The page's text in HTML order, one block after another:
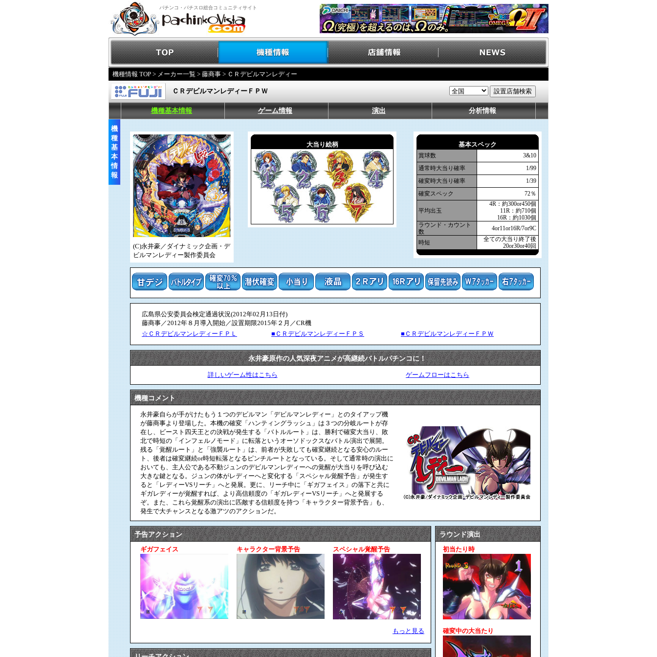
パチンコ・パチスロ総合コミュニティサイト
機種情報 TOP > メーカー一覧 > 藤商事 > ＣＲデビルマンレディー
ＣＲデビルマンレディーＦＰＷ
機種基本情報 ゲーム情報 演出 分析情報
機
種
基
本
情
報
(C)永井豪／ダイナミック企画・デ
ビルマンレディー製作委員会
大当り絵柄 基本スペック
賞球数
3&10
通常時大当り確率
1/99
確変時大当り確率
1/39
確変スペック
72％
平均出玉
4R：約300or450個
11R：約710個
16R：約1030個
ラウンド・カウント
数
4or11or16R/7or9C
時短
全ての大当り終了後
20or30or40回
広島県公安委員会検定通過状況(2012年02月13日付)
藤商事／2012年８月導入開始／設置期限2015年２月／CR機
☆ＣＲデビルマンレディーＦＰＬ
■ＣＲデビルマンレディーＦＰＳ ■ＣＲデビルマンレディーＦＰＷ
永井豪原作の人気深夜アニメが高継続バトルパチンコに！
詳しいゲーム性はこちら ゲームフローはこちら
機種コメント
永井豪自らが手がけたもう１つのデビルマン「デビルマンレディー」とのタイアップ機
が藤商事より登場した。本機の確変「ハンティングラッシュ」は３つの分岐ルートが存
在し、ビースト四天王との決戦が発生する「バトルルート」は、勝利で確変大当り、敗
北で時短の「インフェルノモード」に転落というオーソドックスなバトル演出で展開。
残る「覚醒ルート」と「強襲ルート」は、前者が失敗しても確変継続となる安心のルー
ト、後者は確変継続or時短転落となるピンチルートとなっている。そして通常時の演出に
おいても、主人公である不動ジュンのデビルマンレディーへの覚醒が大当りを呼び込む
大きな鍵となる。ジュンの体がレディーへと変化する「スペシャル覚醒予告」が発生す
ると「レディーVSリーチ」へと発展。更に、リーチ中に「ギガフェイス」の落下と共に
ギガレディーが覚醒すれば、より高信頼度の「ギガレディーVSリーチ」へと発展する
ぞ。また、これら覚醒系の演出に匹敵する信頼度を持つ「キャラクター背景予告」も、
発生で大チャンスとなる激アツのアクションだ。
予告アクション
ギガフェイス
キャラクター背景予告 スペシャル覚醒予告
もっと見る
ラウンド演出
初当たり時
確変中の大当たり